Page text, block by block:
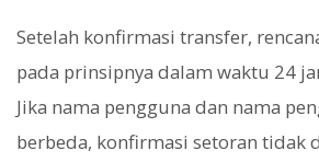
Setelah konfirmasi transfer,
pada prinsipnya dalam waktu 24
Jika nama pengguna dan nama
berbeda, konfirmasi setoran tidak